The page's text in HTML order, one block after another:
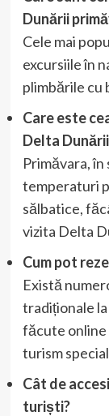
Dunării
Cele mai
excursiile în
plimbările cu
Care este
Delta
Primăvara,
temperaturi
sălbatice,
vizita Delta
Cum pot
Există
tradiționale
făcute online
turism
Cât de
turiști?